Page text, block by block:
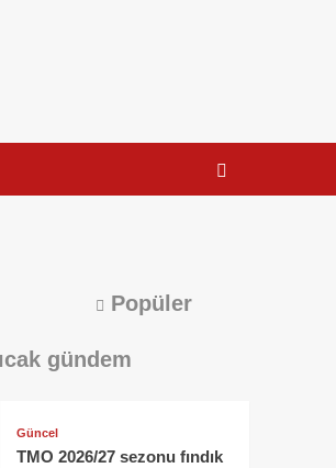
Popüler
gündem
Güncel
TMO 2026/27 sezonu fındık